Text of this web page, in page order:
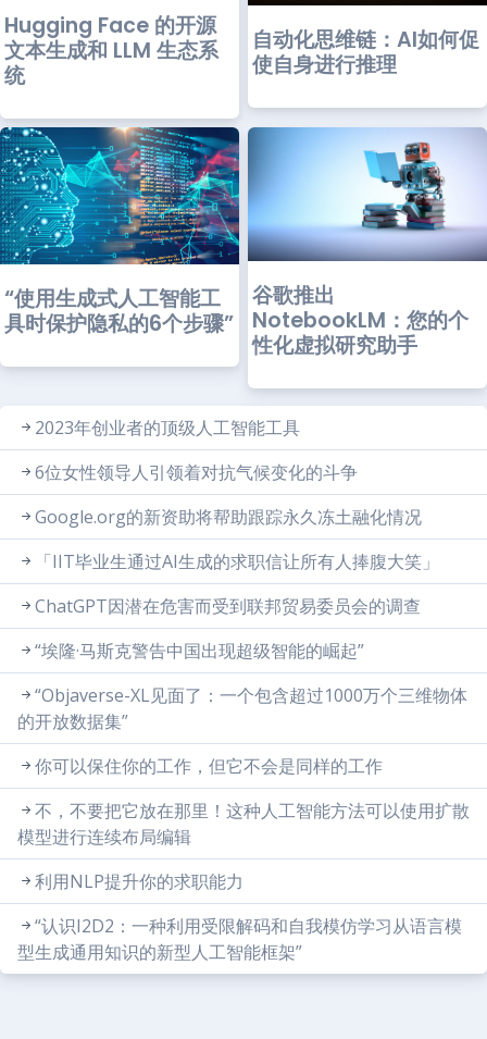
Hugging Face 的开源
文本生成和 LLM 生态系
统
自动化思维链：AI如何促
使自身进行推理
“使用生成式人工智能工
具时保护隐私的6个步骤”
谷歌推出
NotebookLM：您的个
性化虚拟研究助手
2023年创业者的顶级人工智能工具
6位女性领导人引领着对抗气候变化的斗争
Google.org的新资助将帮助跟踪永久冻土融化情况
「IIT毕业生通过AI生成的求职信让所有人捧腹大笑」
ChatGPT因潜在危害而受到联邦贸易委员会的调查
“埃隆·马斯克警告中国出现超级智能的崛起”
“Objaverse-XL见面了：一个包含超过1000万个三维物体
的开放数据集”
你可以保住你的工作，但它不会是同样的工作
不，不要把它放在那里！这种人工智能方法可以使用扩散
模型进行连续布局编辑
利用NLP提升你的求职能力
“认识I2D2：一种利用受限解码和自我模仿学习从语言模
型生成通用知识的新型人工智能框架”